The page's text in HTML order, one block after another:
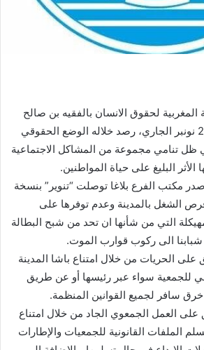
لحقوق الانسان بالفقيه بن صالح
اجتماعا يوم الخميس 28 نونبر الجاري، رصد خلاله الوضع الحقوقي
ظل تنامي مجموعة من المشاكل الاجتماعية
الأثر البليغ على حياة المواطنين.
مكتب الفرع بلاغا توصلت “تنوير” بنسخة
الشغل بالمدينة وعدم توفرها على
التي من شأنها ان تحد من شبح البطالة
الى ركوب قوارب الموت.
على الحريات من خلال امتناع باشا المدينة
للجمعية سواء عبر رئيسها أو عن طريق
سافر لجميع القوانين المنظمة.
على العمل الجمعوي الجاد من خلال امتناع
الملفات القانونية للجمعيات والإطارات